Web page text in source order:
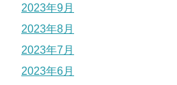
2023年9月
2023年8月
2023年7月
2023年6月